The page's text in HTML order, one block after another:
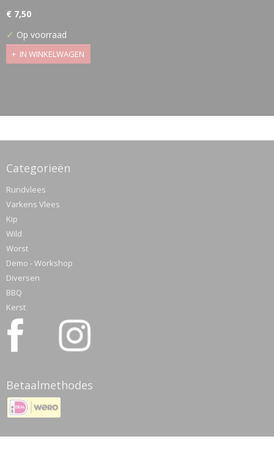
€ 7,50
✓ Op voorraad
IN WINKELWAGEN
Categorieën
Rundvlees
Varkens Vlees
Kip
Wild
Worst
Demo - Workshop
Diversen
BBQ
Kerst
Betaalmethodes